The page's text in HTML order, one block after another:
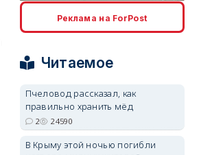
erid: 2SDnjcLUypt
erid: 2SDnjcrDNw6
Реклама на ForPost
Читаемое
Пчеловод рассказал, как
правильно хранить мёд
2 24590
В Крыму этой ночью погибли